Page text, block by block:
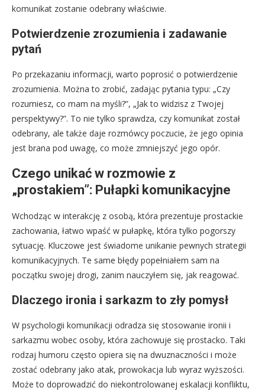
komunikat zostanie odebrany właściwie.
Potwierdzenie zrozumienia i zadawanie
pytań
Po przekazaniu informacji, warto poprosić o potwierdzenie
zrozumienia. Można to zrobić, zadając pytania typu: „Czy
rozumiesz, co mam na myśli?”, „Jak to widzisz z Twojej
perspektywy?”. To nie tylko sprawdza, czy komunikat został
odebrany, ale także daje rozmówcy poczucie, że jego opinia
jest brana pod uwagę, co może zmniejszyć jego opór.
Czego unikać w rozmowie z
„prostakiem”: Pułapki komunikacyjne
Wchodząc w interakcję z osobą, która prezentuje prostackie
zachowania, łatwo wpaść w pułapkę, która tylko pogorszy
sytuację. Kluczowe jest świadome unikanie pewnych strategii
komunikacyjnych. Te same błędy popełniałem sam na
początku swojej drogi, zanim nauczyłem się, jak reagować.
Dlaczego ironia i sarkazm to zły pomysł
W psychologii komunikacji odradza się stosowanie ironii i
sarkazmu wobec osoby, która zachowuje się prostacko. Taki
rodzaj humoru często opiera się na dwuznaczności i może
zostać odebrany jako atak, prowokacja lub wyraz wyższości.
Może to doprowadzić do niekontrolowanej eskalacji konfliktu,